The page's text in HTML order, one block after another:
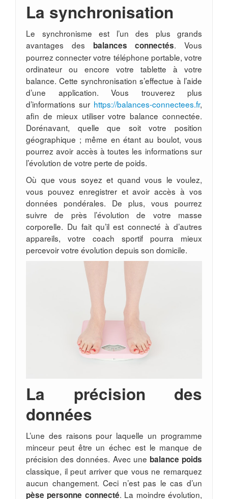
La synchronisation
Le synchronisme est l’un des plus grands
avantages des balances connectés. Vous
pourrez connecter votre téléphone portable, votre
ordinateur ou encore votre tablette à votre
balance. Cette synchronisation s’effectue à l’aide
d’une application. Vous trouverez plus
d’informations sur https://balances-connectees.fr,
afin de mieux utiliser votre balance connectée.
Dorénavant, quelle que soit votre position
géographique ; même en étant au boulot, vous
pourrez avoir accès à toutes les informations sur
l’évolution de votre perte de poids.
Où que vous soyez et quand vous le voulez,
vous pouvez enregistrer et avoir accès à vos
données pondérales. De plus, vous pourrez
suivre de près l’évolution de votre masse
corporelle. Du fait qu’il est connecté à d’autres
appareils, votre coach sportif pourra mieux
percevoir votre évolution depuis son domicile.
La précision des
données
L’une des raisons pour laquelle un programme
minceur peut être un échec est le manque de
précision des données. Avec une balance poids
classique, il peut arriver que vous ne remarquez
aucun changement. Ceci n’est pas le cas d’un
pèse personne connecté. La moindre évolution,